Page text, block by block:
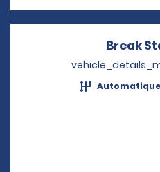
Break
Automatique